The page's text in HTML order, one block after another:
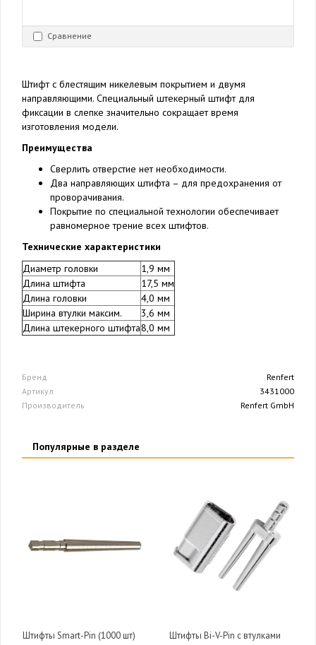
Сравнение
Штифт с блестящим никелевым покрытием и двумя
направляющими. Специальный штекерный штифт для
фиксации в слепке значительно сокращает время
изготовления модели.
Преимущества
Сверлить отверстие нет необходимости.
Два направляющих штифта – для предохранения от
проворачивания.
Покрытие по специальной технологии обеспечивает
равномерное трение всех штифтов.
Технические характеристики
Диаметр головки
1,9 мм
Длина штифта
17,5 мм
Длина головки
4,0 мм
Ширина втулки максим.
3,6 мм
Длина штекерного штифта8,0 мм
Бренд
Renfert
Артикул
3431000
Производитель
Renfert GmbH
Популярные в разделе
Штифты Smart-Pin (1000 шт)
Штифты Bi-V-Pin c втулками